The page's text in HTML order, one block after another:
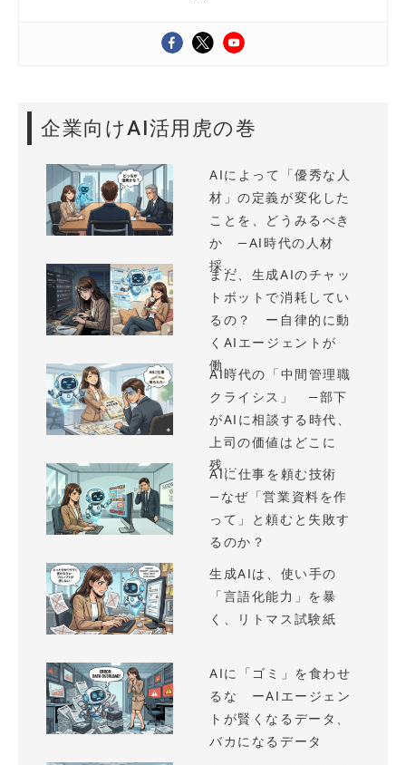
企業向けAI活用虎の巻
AIによって「優秀な人
材」の定義が変化した
ことを、どうみるべき
か —AI時代の人材
採...
まだ、生成AIのチャッ
トボットで消耗してい
るの？ ー自律的に動
くAIエージェントが
働...
AI時代の「中間管理職
クライシス」 —部下
がAIに相談する時代、
上司の価値はどこに
残...
AIに仕事を頼む技術
—なぜ「営業資料を作
って」と頼むと失敗す
るのか？
生成AIは、使い手の
「言語化能力」を暴
く、リトマス試験紙
AIに「ゴミ」を食わせ
るな ーAIエージェン
トが賢くなるデータ、
バカになるデータ